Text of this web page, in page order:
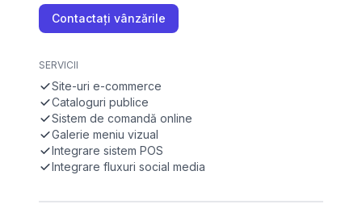
Contactați vânzările
SERVICII
Site-uri e-commerce
Cataloguri publice
Sistem de comandă online
Galerie meniu vizual
Integrare sistem POS
Integrare fluxuri social media